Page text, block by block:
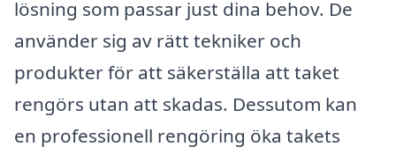
lösning som passar just dina behov. De
använder sig av rätt tekniker och
produkter för att säkerställa att taket
rengörs utan att skadas. Dessutom kan
en professionell rengöring öka takets